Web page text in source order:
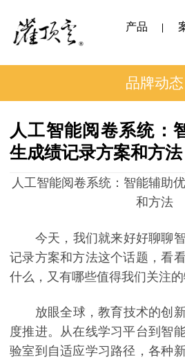
产品
品牌动态
人工智能阅卷系统：
生成绩记录方案和方法
人工智能阅卷系统：智能辅助
和方法
今天，我们就来好好聊聊智
记录方案和方法这个话题，看
什么，又有哪些值得我们关注的
放眼全球，教育技术的创新
度推进。从在线学习平台到智
验室到自适应学习路径，各种